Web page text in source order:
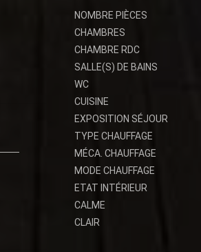
NOMBRE PIÈCES
CHAMBRES
CHAMBRE RDC
SALLE(S) DE BAINS
WC
CUISINE
EXPOSITION SÉJOUR
TYPE CHAUFFAGE
MÉCA. CHAUFFAGE
MODE CHAUFFAGE
ETAT INTÉRIEUR
CALME
CLAIR